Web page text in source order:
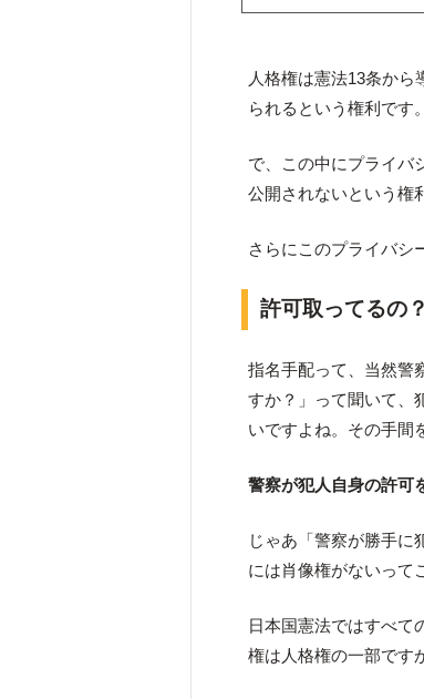
人格権は憲法13条か
られるという権利です
で、この中にプライバ
公開されないという権
さらにこのプライバシ
許可取ってるの？
指名手配って、当然警
すか？」って聞いて、
いですよね。その手間
警察が犯人自身の許可
じゃあ「警察が勝手に
には肖像権がないって
日本国憲法ではすべて
権は人格権の一部です